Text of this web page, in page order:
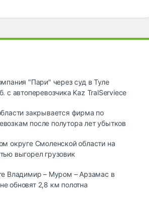
"Пари" через суд в Туле
с автоперевозчика Kaz TralServiece
закрывается фирма по
после полутора лет убытков
округе Смоленской области на
выгорел грузовик
Владимир – Муром – Арзамас в
обновят 2,8 км полотна